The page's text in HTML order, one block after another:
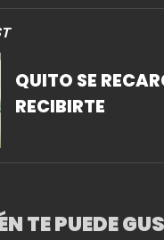
QUITO SE
RECIBIRTE
TE PUEDE